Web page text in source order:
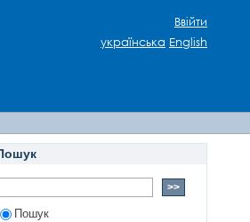
Ввійти
українська English
Пошук